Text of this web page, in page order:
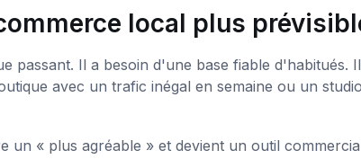
local plus
passant. Il a besoin d'une base fiable d'habitués.
avec un trafic inégal en semaine ou un
un « plus agréable » et devient un outil